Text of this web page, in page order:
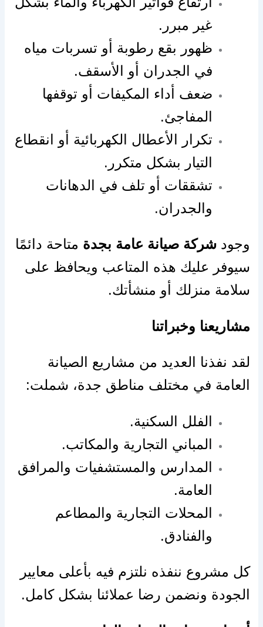
غير مبرر.
ظهور بقع رطوبة أو تسربات مياه
في الجدران أو الأسقف.
ضعف أداء المكيفات أو توقفها
المفاجئ.
تكرار الأعطال الكهربائية أو انقطاع
التيار بشكل متكرر.
تشققات أو تلف في الدهانات
والجدران.
وجودشركة صيانة عامة بجدة متاحة دائمًا
سيوفر عليك هذه المتاعب ويحافظ على
سلامة منزلك أو منشأتك.
مشاريعنا وخبراتنا
لقد نفذنا العديد من مشاريع الصيانة
العامة في مختلف مناطق جدة، شملت:
الفلل السكنية.
المباني التجارية والمكاتب.
المدارس والمستشفيات والمرافق
العامة.
المحلات التجارية والمطاعم
والفنادق.
كل مشروع ننفذه نلتزم فيه بأعلى معايير
الجودة ونضمن رضا عملائنا بشكل كامل.